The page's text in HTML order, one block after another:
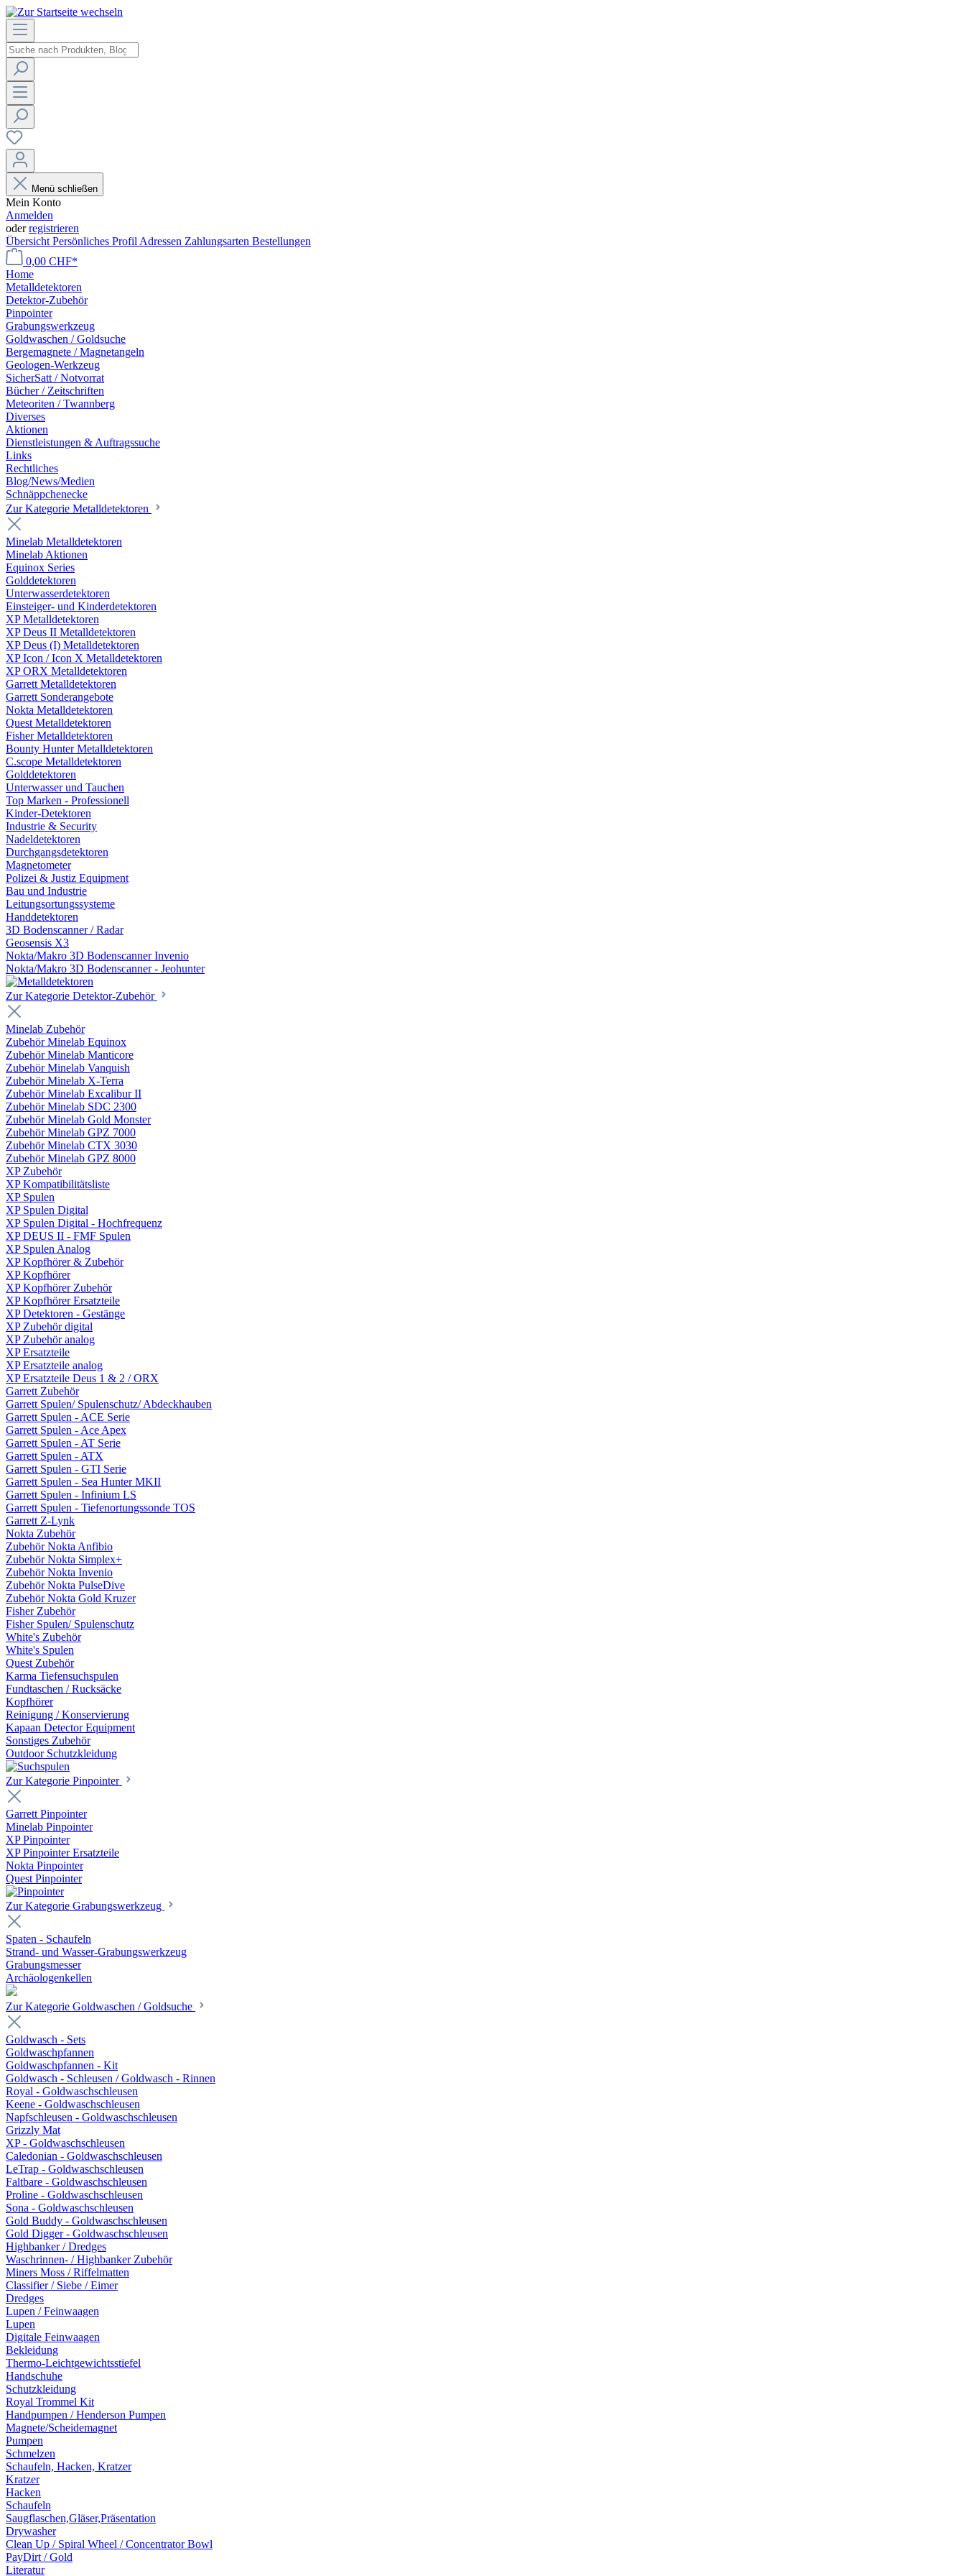
Menü schließen
Mein Konto
Anmelden
oderregistrieren
Übersicht Persönliches Profil Adressen Zahlungsarten Bestellungen
0,00 CHF*
Home
Metalldetektoren
Detektor-Zubehör
Pinpointer
Grabungswerkzeug
Goldwaschen / Goldsuche
Bergemagnete / Magnetangeln
Geologen-Werkzeug
SicherSatt / Notvorrat
Bücher / Zeitschriften
Meteoriten / Twannberg
Diverses
Aktionen
Dienstleistungen & Auftragssuche
Links
Rechtliches
Blog/News/Medien
Schnäppchenecke
Zur Kategorie Metalldetektoren
Minelab Metalldetektoren
Minelab Aktionen
Equinox Series
Golddetektoren
Unterwasserdetektoren
Einsteiger- und Kinderdetektoren
XP Metalldetektoren
XP Deus II Metalldetektoren
XP Deus (I) Metalldetektoren
XP Icon / Icon X Metalldetektoren
XP ORX Metalldetektoren
Garrett Metalldetektoren
Garrett Sonderangebote
Nokta Metalldetektoren
Quest Metalldetektoren
Fisher Metalldetektoren
Bounty Hunter Metalldetektoren
C.scope Metalldetektoren
Golddetektoren
Unterwasser und Tauchen
Top Marken - Professionell
Kinder-Detektoren
Industrie & Security
Nadeldetektoren
Durchgangsdetektoren
Magnetometer
Polizei & Justiz Equipment
Bau und Industrie
Leitungsortungssysteme
Handdetektoren
3D Bodenscanner / Radar
Geosensis X3
Nokta/Makro 3D Bodenscanner Invenio
Nokta/Makro 3D Bodenscanner - Jeohunter
Zur Kategorie Detektor-Zubehör
Minelab Zubehör
Zubehör Minelab Equinox
Zubehör Minelab Manticore
Zubehör Minelab Vanquish
Zubehör Minelab X-Terra
Zubehör Minelab Excalibur II
Zubehör Minelab SDC 2300
Zubehör Minelab Gold Monster
Zubehör Minelab GPZ 7000
Zubehör Minelab CTX 3030
Zubehör Minelab GPZ 8000
XP Zubehör
XP Kompatibilitätsliste
XP Spulen
XP Spulen Digital
XP Spulen Digital - Hochfrequenz
XP DEUS II - FMF Spulen
XP Spulen Analog
XP Kopfhörer & Zubehör
XP Kopfhörer
XP Kopfhörer Zubehör
XP Kopfhörer Ersatzteile
XP Detektoren - Gestänge
XP Zubehör digital
XP Zubehör analog
XP Ersatzteile
XP Ersatzteile analog
XP Ersatzteile Deus 1 & 2 / ORX
Garrett Zubehör
Garrett Spulen/ Spulenschutz/ Abdeckhauben
Garrett Spulen - ACE Serie
Garrett Spulen - Ace Apex
Garrett Spulen - AT Serie
Garrett Spulen - ATX
Garrett Spulen - GTI Serie
Garrett Spulen - Sea Hunter MKII
Garrett Spulen - Infinium LS
Garrett Spulen - Tiefenortungssonde TOS
Garrett Z-Lynk
Nokta Zubehör
Zubehör Nokta Anfibio
Zubehör Nokta Simplex+
Zubehör Nokta Invenio
Zubehör Nokta PulseDive
Zubehör Nokta Gold Kruzer
Fisher Zubehör
Fisher Spulen/ Spulenschutz
White's Zubehör
White's Spulen
Quest Zubehör
Karma Tiefensuchspulen
Fundtaschen / Rucksäcke
Kopfhörer
Reinigung / Konservierung
Kapaan Detector Equipment
Sonstiges Zubehör
Outdoor Schutzkleidung
Zur Kategorie Pinpointer
Garrett Pinpointer
Minelab Pinpointer
XP Pinpointer
XP Pinpointer Ersatzteile
Nokta Pinpointer
Quest Pinpointer
Zur Kategorie Grabungswerkzeug
Spaten - Schaufeln
Strand- und Wasser-Grabungswerkzeug
Grabungsmesser
Archäologenkellen
Zur Kategorie Goldwaschen / Goldsuche
Goldwasch - Sets
Goldwaschpfannen
Goldwaschpfannen - Kit
Goldwasch - Schleusen / Goldwasch - Rinnen
Royal - Goldwaschschleusen
Keene - Goldwaschschleusen
Napfschleusen - Goldwaschschleusen
Grizzly Mat
XP - Goldwaschschleusen
Caledonian - Goldwaschschleusen
LeTrap - Goldwaschschleusen
Faltbare - Goldwaschschleusen
Proline - Goldwaschschleusen
Sona - Goldwaschschleusen
Gold Buddy - Goldwaschschleusen
Gold Digger - Goldwaschschleusen
Highbanker / Dredges
Waschrinnen- / Highbanker Zubehör
Miners Moss / Riffelmatten
Classifier / Siebe / Eimer
Dredges
Lupen / Feinwaagen
Lupen
Digitale Feinwaagen
Bekleidung
Thermo-Leichtgewichtsstiefel
Handschuhe
Schutzkleidung
Royal Trommel Kit
Handpumpen / Henderson Pumpen
Magnete/Scheidemagnet
Pumpen
Schmelzen
Schaufeln, Hacken, Kratzer
Kratzer
Hacken
Schaufeln
Saugflaschen,Gläser,Präsentation
Drywasher
Clean Up / Spiral Wheel / Concentrator Bowl
PayDirt / Gold
Literatur